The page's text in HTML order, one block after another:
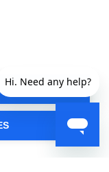
vorbehalten.